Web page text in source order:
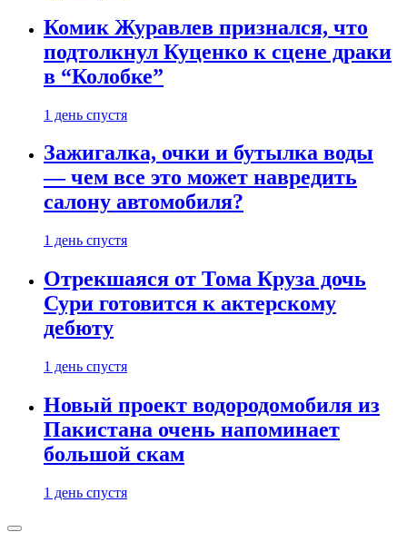
Комик Журавлев признался, что
подтолкнул Куценко к сцене драки
в “Колобке”
1 день спустя
Зажигалка, очки и бутылка воды
— чем все это может навредить
салону автомобиля?
1 день спустя
Отрекшаяся от Тома Круза дочь
Сури готовится к актерскому
дебюту
1 день спустя
Новый проект водородомобиля из
Пакистана очень напоминает
большой скам
1 день спустя